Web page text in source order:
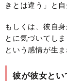
きとは違う」と
もしくは、彼自
とに気づいてし
という感情が生
彼が彼女と